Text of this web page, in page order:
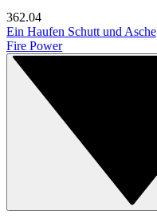
362.04
Ein Haufen Schutt und Asche
Fire Power